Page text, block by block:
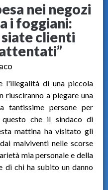
nei negozi
i foggiani:
siate clienti
l'illegalità di una piccola
riusciranno a piegare una
tantissime persone per
questo che il sindaco di
mattina ha visitato gli
malviventi nelle scorse
mia personale e della
di chi ha subito un danno